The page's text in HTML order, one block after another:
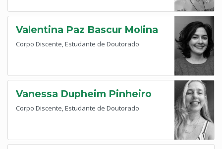
Valentina Paz Bascur Molina
Corpo Discente, Estudante de Doutorado
Vanessa Dupheim Pinheiro
Corpo Discente, Estudante de Doutorado